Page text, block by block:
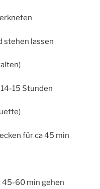
stehen lassen
15 Stunden
für ca 45 min
45-60 min gehen